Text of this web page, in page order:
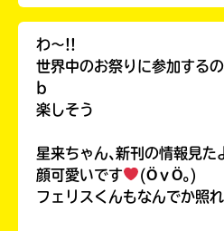
わ〜!!
世界中のお祭りに参加す
b
楽しそう
星来ちゃん､新刊の情報見た
顔可愛いです
(ӦｖӦ｡)
フェリスくんもなんでか照